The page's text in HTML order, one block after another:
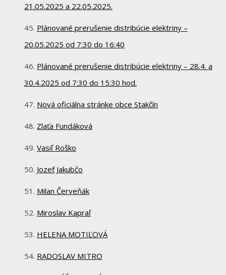
21.05.2025 a 22.05.2025.
Plánované prerušenie distribúcie elektriny –
20.05.2025 od 7:30 do 16:40
Plánované prerušenie distribúcie elektriny – 28.4. a
30.4.2025 od 7:30 do 15:30 hod.
Nová oficiálna stránke obce Stakčín
Zlaťa Fundáková
Vasiľ Roško
Jozef Jakubčo
Milan Červeňák
Miroslav Kapraľ
HELENA MOTIĽOVÁ
RADOSLAV MITRO